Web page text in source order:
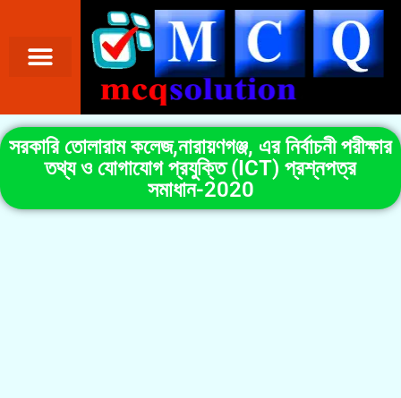
সরকারি তোলারাম কলেজ,নারায়ণগঞ্জ, এর নির্বাচনী পরীক্ষার
তথ্য ও যোগাযোগ প্রযুক্তি (ICT) প্রশ্নপত্র
সমাধান-2020